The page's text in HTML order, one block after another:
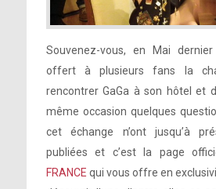
Souvenez-vous, en Mai
offert à plusieurs fans la
rencontrer GaGa à son hôtel et
même occasion quelques
cet échange n’ont jusqu’à
publiées et c’est la page
FRANCE qui vous offre en